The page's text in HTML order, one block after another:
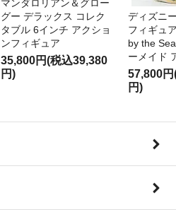
マンダロリアン＆グロー
グー デラックス コレク
タブル 6インチ アクショ
ンフィギュア
35,800円(税込39,380
円)
ディズニ
フィギュ
by the
ーメイド
57,800
円)